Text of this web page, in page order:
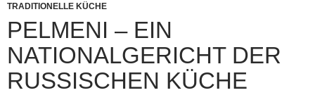
TRADITIONELLE KÜCHE
PELMENI – EIN
NATIONALGERICHT DER
RUSSISCHEN KÜCHE